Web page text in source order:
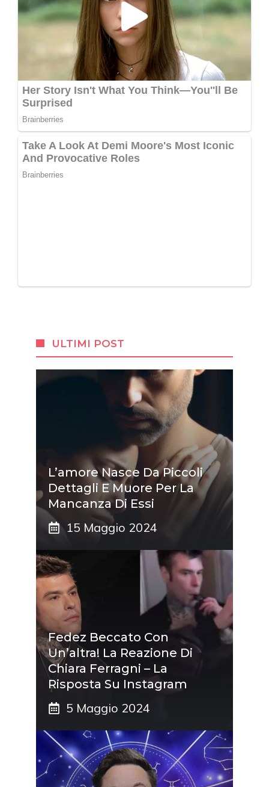
ULTIMI POST
L’amore Nasce Da Piccoli
Dettagli E Muore Per La
Mancanza Di Essi
15 Maggio 2024
Fedez Beccato Con
Un’altra! La Reazione Di
Chiara Ferragni – La
Risposta Su Instagram
5 Maggio 2024